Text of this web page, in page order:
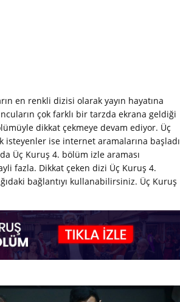
en renkli dizisi olarak yayın hayatına
çok farklı bir tarzda ekrana geldiği
dikkat çekmeye devam ediyor. Üç
isteyenler ise internet aramalarına başladı
Üç Kuruş 4. bölüm izle araması
fazla. Dikkat çeken dizi Üç Kuruş 4.
bağlantıyı kullanabilirsiniz. Üç Kuruş